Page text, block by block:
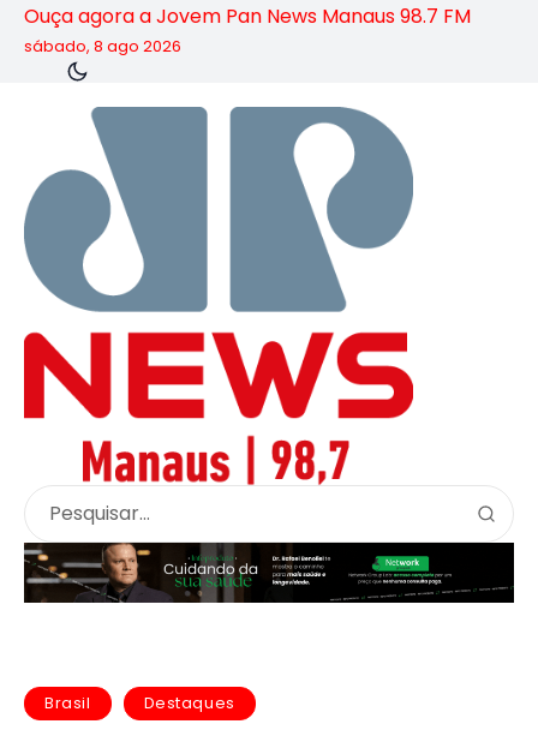
Ouça agora a Jovem Pan News Manaus 98.7 FM
sábado, 8 ago 2026
Brasil Destaques